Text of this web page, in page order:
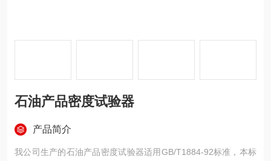
石油产品密度试验器
产品简介
我公司生产的石油产品密度试验器适用GB/T1884-92标准，本标